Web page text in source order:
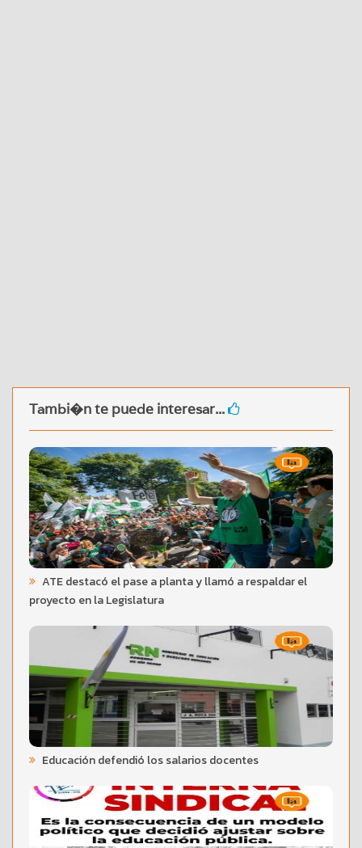
Tambi�n te puede interesar...
ATE destacó el pase a planta y llamó a respaldar el
proyecto en la Legislatura
Educación defendió los salarios docentes